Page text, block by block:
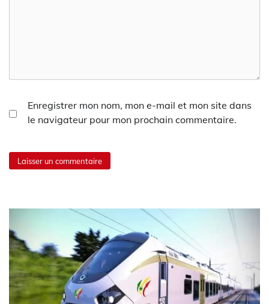
Enregistrer mon nom, mon e-mail et mon site dans
le navigateur pour mon prochain commentaire.